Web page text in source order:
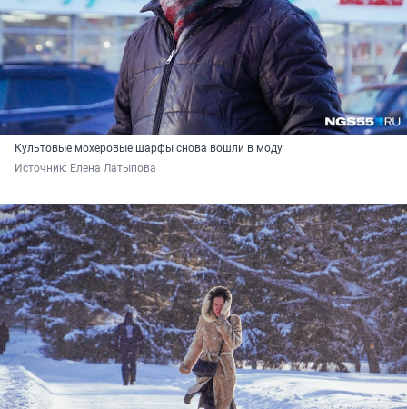
Культовые мохеровые шарфы снова вошли в моду
Источник: Елена Латыпова